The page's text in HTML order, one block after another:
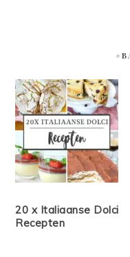
20 x Italiaanse Dolci
Recepten